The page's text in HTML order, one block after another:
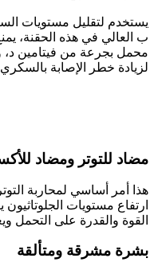
يستخدم لتقليل مستويات
ب العالي في هذه الحقنة،
محمل بجرعة من فيتامين د،
لزيادة خطر الإصابة
مضاد للتوتر ومضاد
هذا أمر أساسي لمحاربة
ارتفاع مستويات
القوة والقدرة على التحمل
بشرة مشرقة ومتألقة